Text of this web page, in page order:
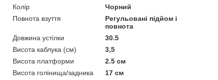
Колір
Чорний
Повнота взуття
Регульовані підйом і
повнота
Довжина устілки
30.5
Висота каблука (см)
3,5
Висота платформи
2.5 см
Висота голінища/задника
17 см